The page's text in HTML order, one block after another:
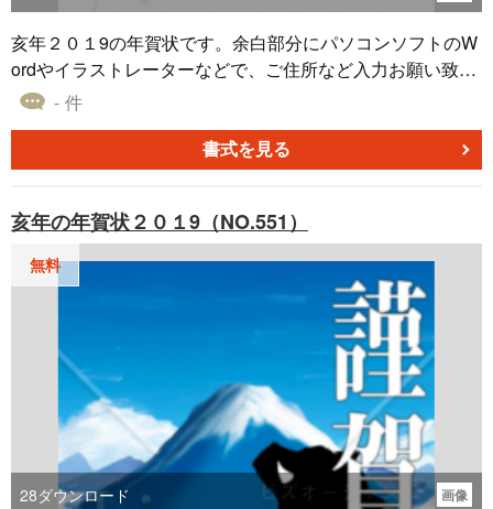
亥年２０１9の年賀状です。余白部分にパソコンソフトのW
ordやイラストレーターなどで、ご住所など入力お願い致し
ます。- 件
書式を見る
亥年の年賀状２０１9（NO.551）
無料
28ダウンロード 画像